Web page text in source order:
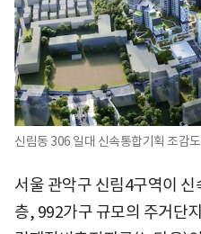
신림동 306 일대 신속통합기획 조감
서울 관악구 신림4구역이
층, 992가구 규모의 주거단